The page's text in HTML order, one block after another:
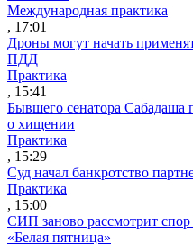
Международная практика
, 17:01
Дроны могут начать
ПДД
Практика
, 15:41
Бывшего сенатора Сабадаша
о хищении
Практика
, 15:29
Суд начал банкротство
Практика
, 15:00
СИП заново рассмотрит
«Белая пятница»